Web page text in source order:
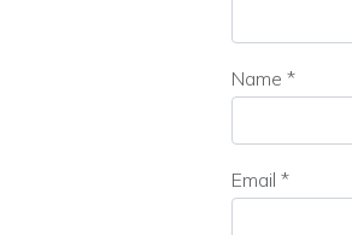
Name *
Email *